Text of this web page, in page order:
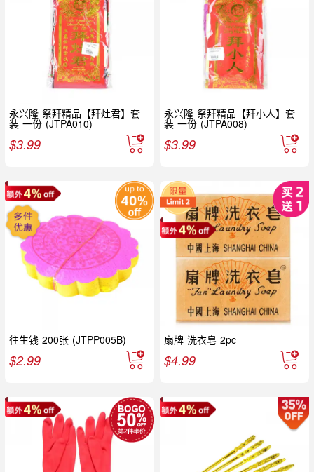
永兴隆 祭拜精品【拜灶君】套
装 一份 (JTPA010)
$3.99
永兴隆 祭拜精品【拜小人】套
装 一份 (JTPA008)
$3.99
往生钱 200张 (JTPP005B)
$2.99
扇牌 洗衣皂 2pc
$4.99